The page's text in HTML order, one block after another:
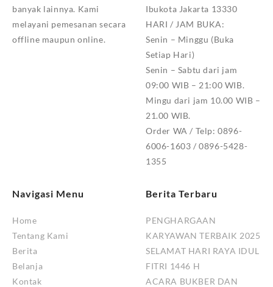
banyak lainnya. Kami
melayani pemesanan secara
offline maupun online.
Ibukota Jakarta 13330
HARI / JAM BUKA:
Senin – Minggu (Buka
Setiap Hari)
Senin – Sabtu dari jam
09:00 WIB – 21:00 WIB.
Mingu dari jam 10.00 WIB –
21.00 WIB.
Order WA / Telp: 0896-
6006-1603 / 0896-5428-
1355
Navigasi Menu
Home
Tentang Kami
Berita
Belanja
Kontak
Berita Terbaru
PENGHARGAAN
KARYAWAN TERBAIK 2025
SELAMAT HARI RAYA IDUL
FITRI 1446 H
ACARA BUKBER DAN